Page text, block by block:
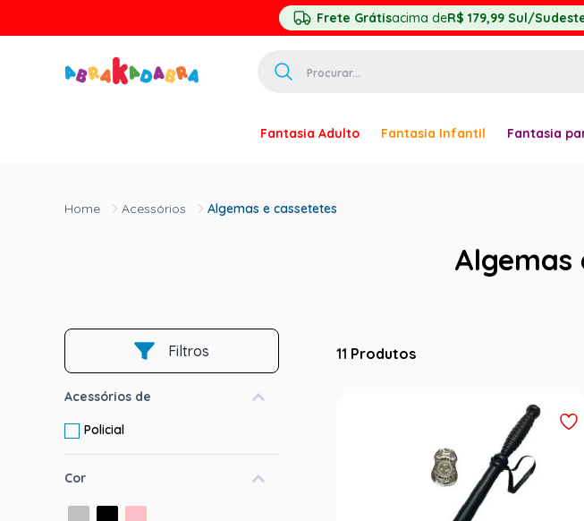
Frete Grátisacima deR$ 179,99 Sul/
Fantasia Adulto Fantasia Infantil Fantasia
Acessórios Algemas e cassetetes
Algemas
Filtros
Acessórios de
Policial
Cor
11 Produtos
3º